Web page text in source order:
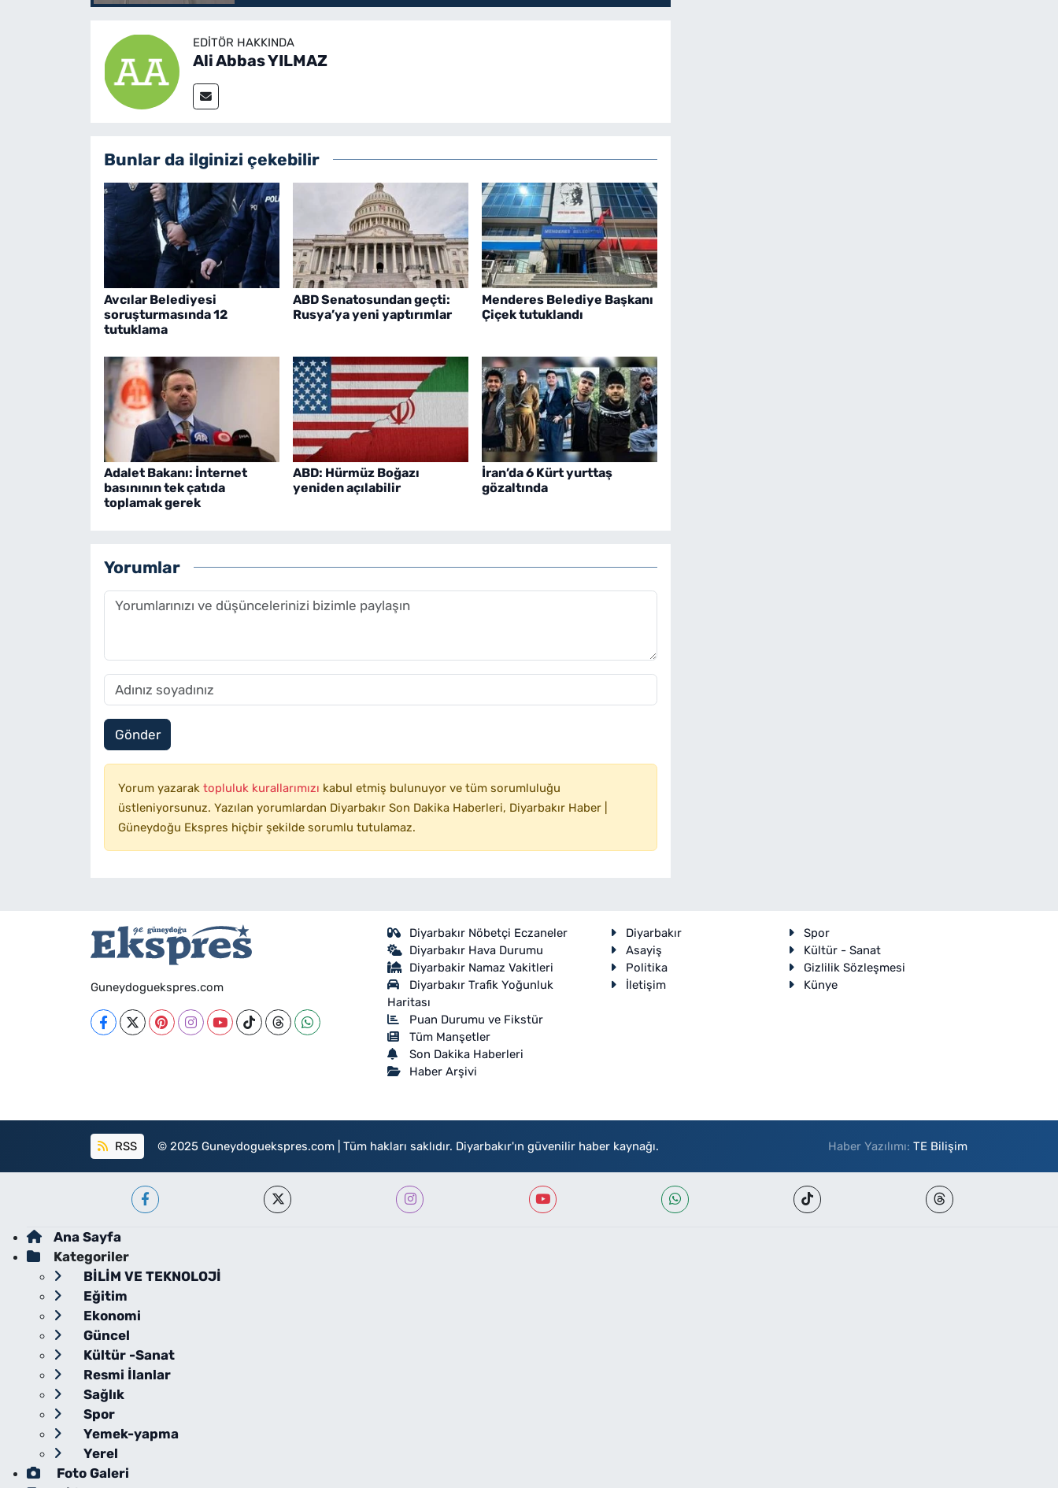
EDITÖR HAKKINDA
Ali Abbas YILMAZ
Bunlar da ilginizi çekebilir
Avcılar Belediyesi
soruşturmasında 12
tutuklama
ABD Senatosundan geçti:
Rusya’ya yeni yaptırımlar
Menderes Belediye Başkanı
Çiçek tutuklandı
Adalet Bakanı: İnternet
basınının tek çatıda
toplamak gerek
ABD: Hürmüz Boğazı
yeniden açılabilir
İran’da 6 Kürt yurttaş
gözaltında
Yorumlar
Gönder
Yorum yazarak topluluk kurallarımızı kabul etmiş bulunuyor ve tüm sorumluluğu
üstleniyorsunuz. Yazılan yorumlardan Diyarbakır Son Dakika Haberleri, Diyarbakır Haber |
Güneydoğu Ekspres hiçbir şekilde sorumlu tutulamaz.
Guneydoguekspres.com
Diyarbakır Nöbetçi Eczaneler
Diyarbakır Hava Durumu
Diyarbakir Namaz Vakitleri
Diyarbakır Trafik Yoğunluk
Haritası
Puan Durumu ve Fikstür
Tüm Manşetler
Son Dakika Haberleri
Haber Arşivi
Diyarbakır
Spor
Asayiş
Kültür - Sanat
Politika
Gizlilik Sözleşmesi
İletişim
Künye
RSS © 2025 Guneydoguekspres.com | Tüm hakları saklıdır. Diyarbakır'ın güvenilir haber kaynağı. Haber Yazılımı:TE Bilişim
Ana Sayfa
Kategoriler
BİLİM VE TEKNOLOJİ
Eğitim
Ekonomi
Güncel
Kültür -Sanat
Resmi İlanlar
Sağlık
Spor
Yemek-yapma
Yerel
Foto Galeri